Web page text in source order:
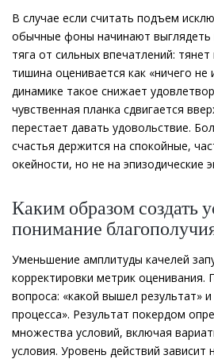
В случае если считать подъем
обычные фоны начинают выглядеть
тяга от сильных впечатлений:
тишина оценивается как «ничего не
динамике такое снижает
чувственная планка сдвигается
перестает давать удовольствие.
счастья держится на спокойные,
окейности, но не на эпизодические
Каким образом создать
понимание
Уменьшение амплитуды качелей
корректировки метрик оценивания.
вопроса: «какой вышел результат»
процесса». Результат покердом
множества условий, включая
условия. Уровень действий зависит